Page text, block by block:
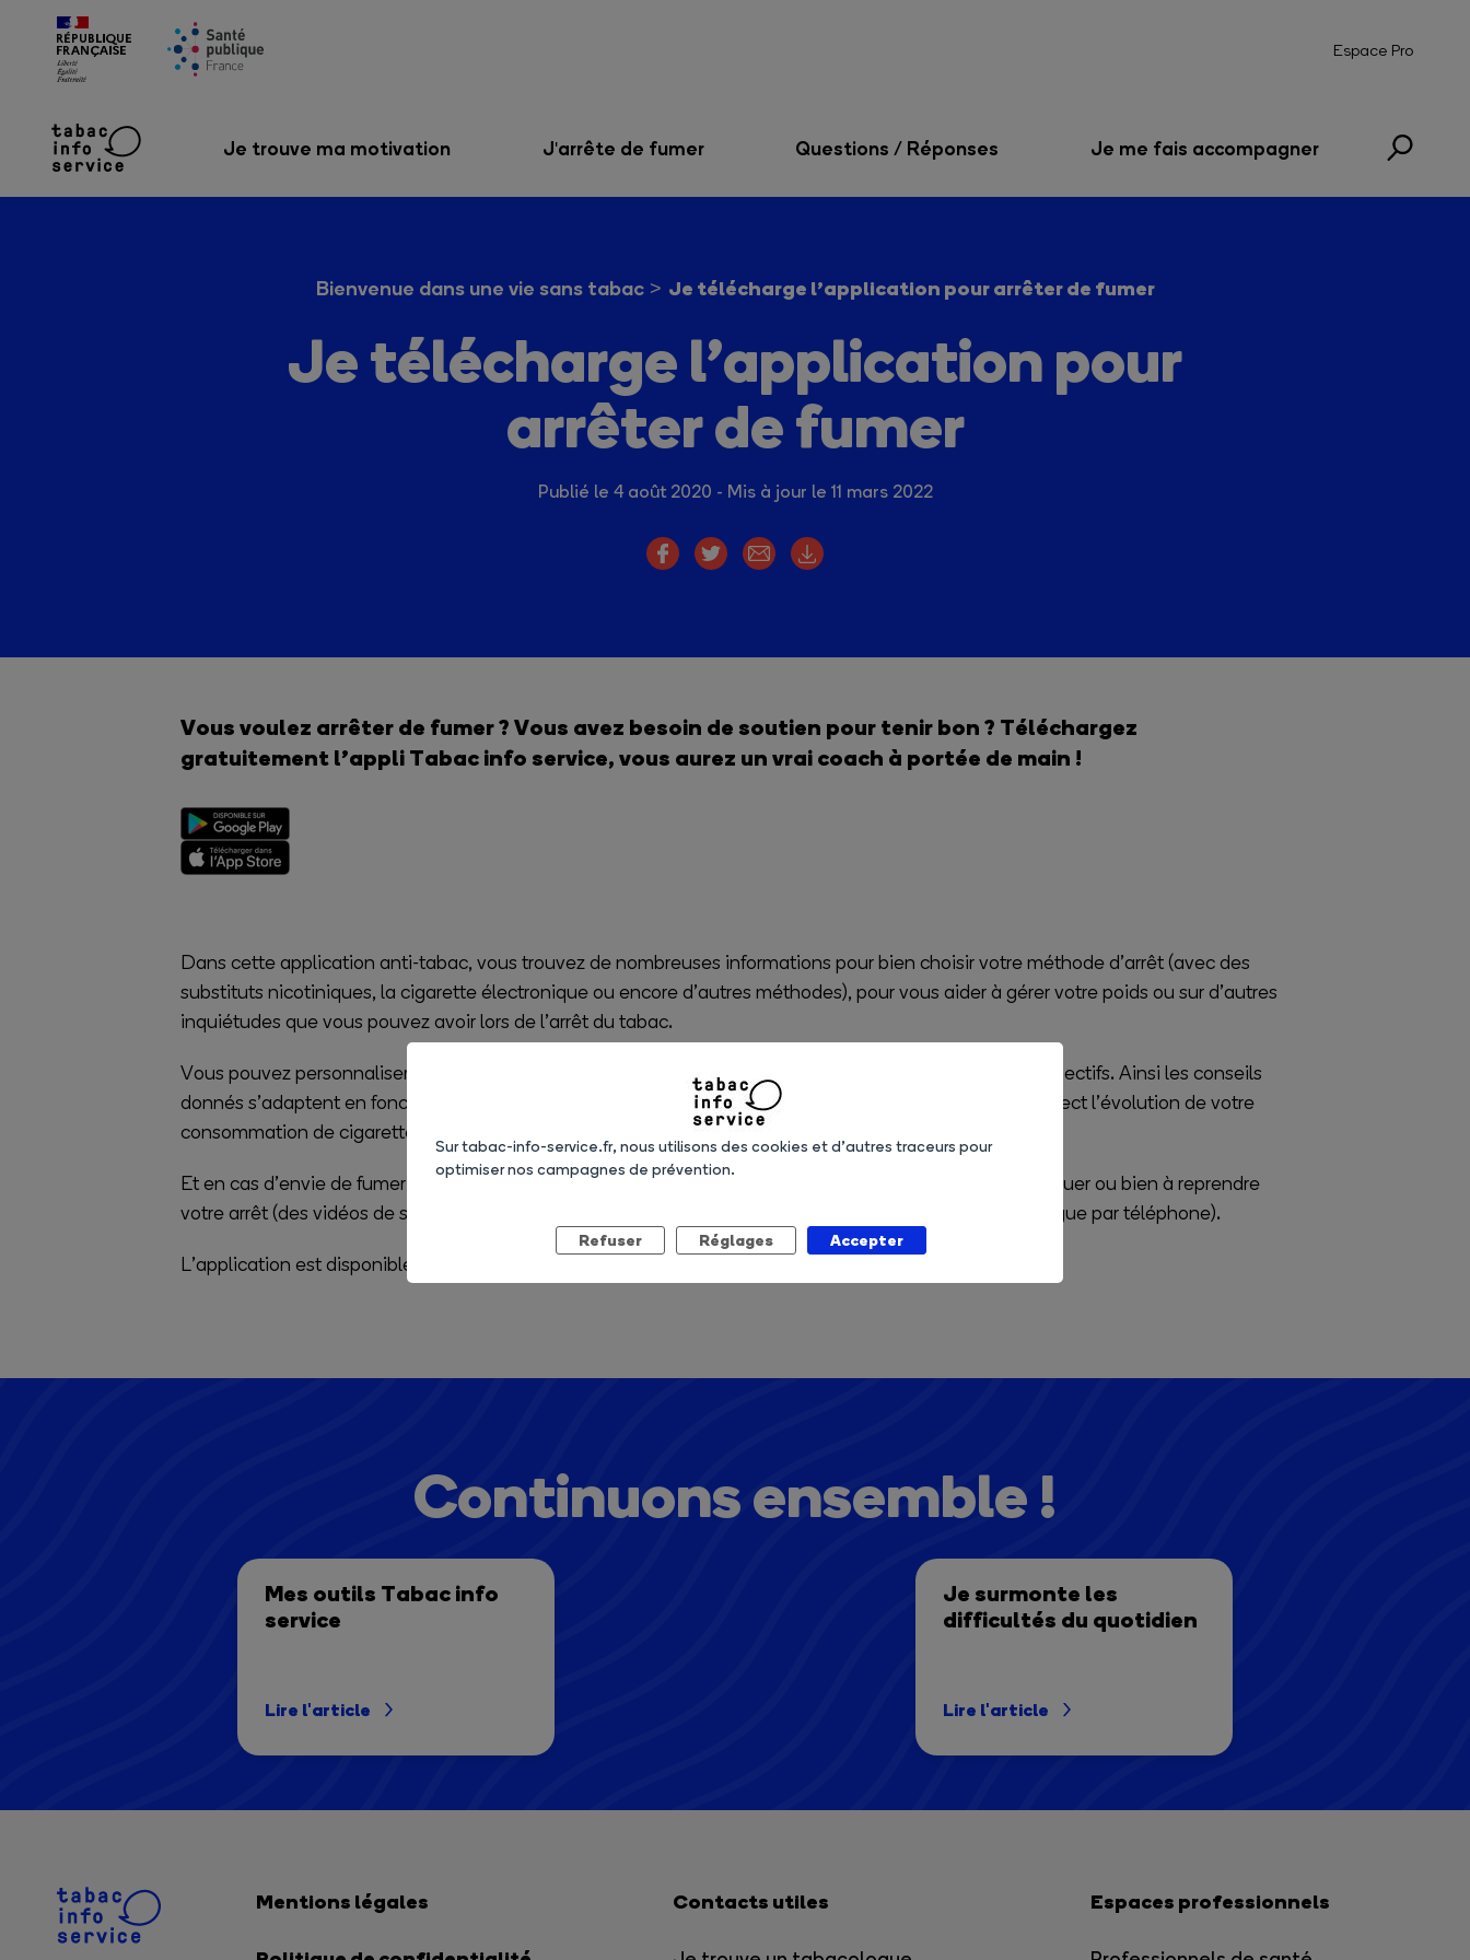
Je trouve ma motivation J'arrête de fumer Questions / Réponses Je me fais accompagner
Espace Pro
Bienvenue dans une vie sans tabac Je télécharge l’application pour arrêter de fumer
Je télécharge l’application pour
arrêter de fumer
Publié le 4 août 2020 Mis à jour le 11 mars 2022
Vous voulez arrêter de fumer ? Vous avez besoin de soutien pour tenir bon ? Téléchargez
gratuitement l’appli Tabac info service, vous aurez un vrai coach à portée de main !
Dans cette application anti-tabac, vous trouvez de nombreuses informations pour bien choisir votre méthode d’arrêt (avec des
substituts nicotiniques, la cigarette électronique ou encore d’autres méthodes), pour vous aider à gérer votre poids ou sur d’autres
inquiétudes que vous pouvez avoir lors de l’arrêt du tabac.
Vous pouvez personnaliser l’application selon vos habitudes, vos motivations, vos inquiétudes et vos objectifs. Ainsi les conseils
donnés s’adaptent en fonction de ces informations et de votre situation au quotidien. Vous suivez en direct l’évolution de votre
consommation de cigarettes fumées ou non, les bénéfices pour votre santé et l’argent économisé.
Et en cas d’envie de fumer ou de rechute, vous trouvez un éventail d’outils pour vous aider à ne pas craquer ou bien à reprendre
votre arrêt (des vidéos de soutiens, des astuces quotidiennes, des mini-jeux ou le soutien d’un tabacologue par téléphone).
L’application est disponible gratuitement sur Google Play d’Android et l’App Store d’iOS.
Continuons ensemble !
Mes outils Tabac info
service
Lire l'article
Je surmonte les
difficultés du quotidien
Lire l'article
Mentions légales Contacts utiles Espaces professionnels
Sur tabac-info-service.fr, nous utilisons des cookies et d’autres traceurs pour
optimiser nos campagnes de prévention.
Refuser Réglages Accepter